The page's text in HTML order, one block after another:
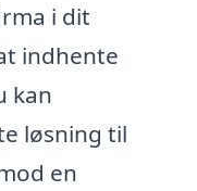
i dit
indhente
kan
løsning til
en